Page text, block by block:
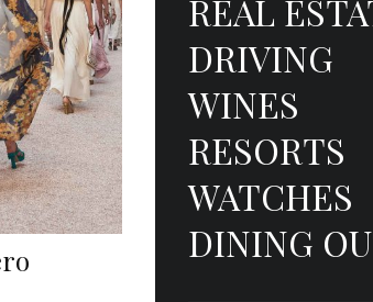
REAL
DRIVING
WINES
RESORTS
WATCHES
DINING